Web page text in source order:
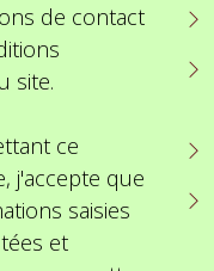
de contact
site.
ce
j'accepte que
saisies
et